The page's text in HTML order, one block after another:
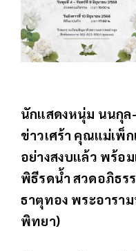
นักแสดงหนุ่ม นนกุล
ข่าวเศร้า คุณแม่เพ็
อย่างสงบแล้ว พร้อ
พิธีรดน้ำ สวดอภิธร
ธาตุทอง พระอารา
พิทยา)